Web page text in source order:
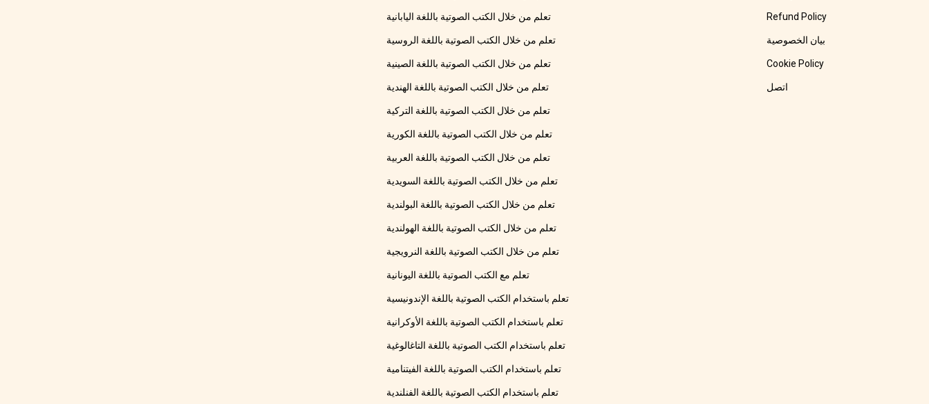
تعلم من خلال الكتب الصوتية باللغة اليابانية
تعلم من خلال الكتب الصوتية باللغة الروسية
تعلم من خلال الكتب الصوتية باللغة الصينية
تعلم من خلال الكتب الصوتية باللغة الهندية
تعلم من خلال الكتب الصوتية باللغة التركية
تعلم من خلال الكتب الصوتية باللغة الكورية
تعلم من خلال الكتب الصوتية باللغة العربية
تعلم من خلال الكتب الصوتية باللغة السويدية
تعلم من خلال الكتب الصوتية باللغة البولندية
تعلم من خلال الكتب الصوتية باللغة الهولندية
تعلم من خلال الكتب الصوتية باللغة النرويجية
تعلم مع الكتب الصوتية باللغة اليونانية
تعلم باستخدام الكتب الصوتية باللغة الإندونيسية
تعلم باستخدام الكتب الصوتية باللغة الأوكرانية
تعلم باستخدام الكتب الصوتية باللغة التاغالوغية
تعلم باستخدام الكتب الصوتية باللغة الفيتنامية
تعلم باستخدام الكتب الصوتية باللغة الفنلندية
Refund Policy
بيان الخصوصية
Cookie Policy
اتصل